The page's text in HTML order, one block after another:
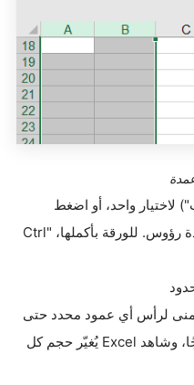
لاختيار واحد، أو اضغط
رؤوس. للورقة بأكملها،
لرأس أي عمود محدد حتى
وشاهد
يُغيّر حجم كل